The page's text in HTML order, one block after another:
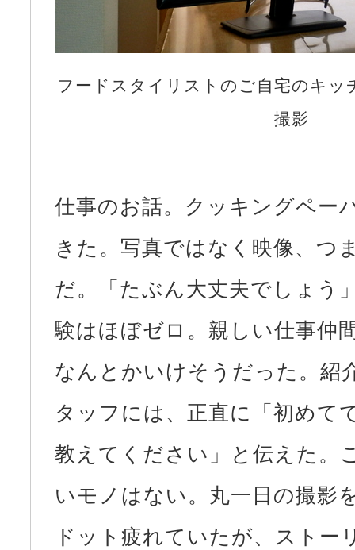
フードスタイリストのご自宅のキッ
撮影
仕事のお話。クッキングペー
きた。写真ではなく映像、つ
だ。「たぶん大丈夫でしょう
験はほぼゼロ。親しい仕事仲
なんとかいけそうだった。紹
タッフには、正直に「初めて
教えてください」と伝えた。
いモノはない。丸一日の撮影
ドット疲れていたが、ストー